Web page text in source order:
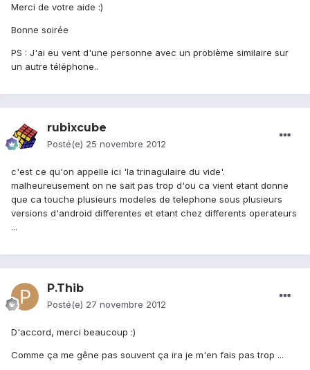
Merci de votre aide :)
Bonne soirée
PS : J'ai eu vent d'une personne avec un problème similaire sur
un autre téléphone..
rubixcube
Posté(e) 25 novembre 2012
c'est ce qu'on appelle ici 'la trinagulaire du vide'.
malheureusement on ne sait pas trop d'ou ca vient etant donne
que ca touche plusieurs modeles de telephone sous plusieurs
versions d'android differentes et etant chez differents operateurs
...
P.Thib
Posté(e) 27 novembre 2012
D'accord, merci beaucoup :)
Comme ça me gêne pas souvent ça ira je m'en fais pas trop ...